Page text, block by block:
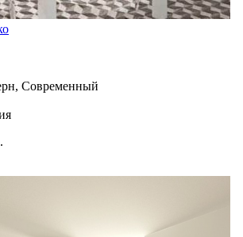
Современный